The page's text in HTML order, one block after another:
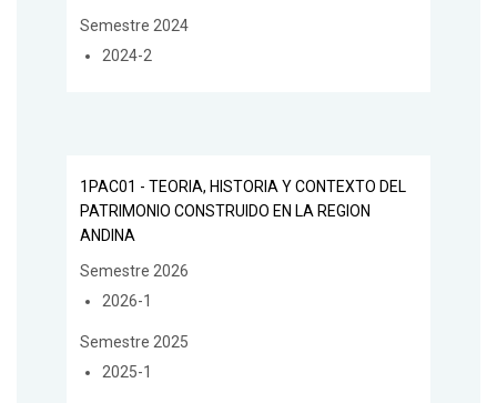
Semestre 2024
2024-2
1PAC01 - TEORIA, HISTORIA Y CONTEXTO DEL
PATRIMONIO CONSTRUIDO EN LA REGION
ANDINA
Semestre 2026
2026-1
Semestre 2025
2025-1